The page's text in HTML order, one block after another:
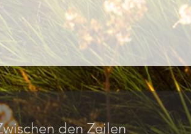
den Zeilen